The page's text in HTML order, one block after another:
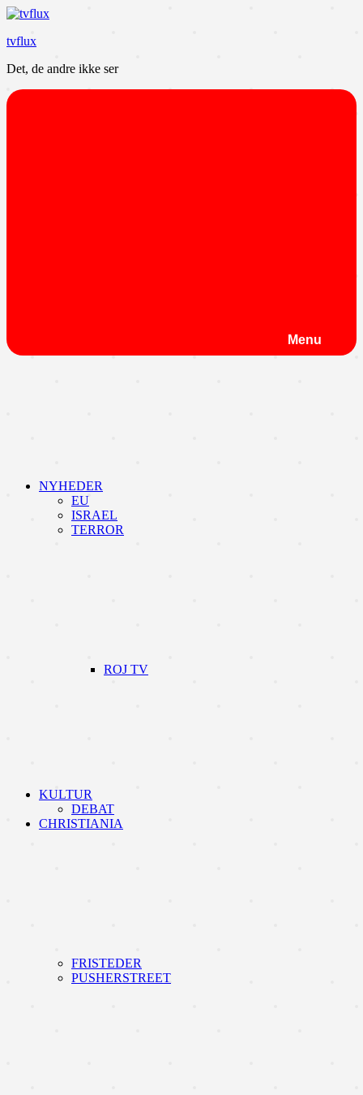
Videre
indhold
tvflux
Det, de andre ikke ser
Menu
NYHEDER
EU
ISRAEL
TERROR
ROJ TV
KULTUR
DEBAT
CHRISTIANIA
FRISTEDER
PUSHERSTREET